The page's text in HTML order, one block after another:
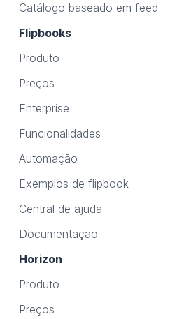
Catálogo baseado em feed
Flipbooks
Produto
Preços
Enterprise
Funcionalidades
Automação
Exemplos de flipbook
Central de ajuda
Documentação
Horizon
Produto
Preços